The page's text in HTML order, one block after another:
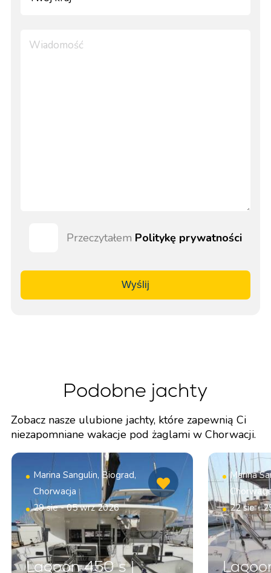
Przeczytałem Politykę prywatności
Wyślij
Podobne jachty
Zobacz nasze ulubione jachty, które zapewnią Ci
niezapomniane wakacje pod żaglami w Chorwacji.
Marina Sangulin, Biograd,
Chorwacja
29 sie - 05 wrz 2026
Lagoon 450 s |
Marina
22 sie -